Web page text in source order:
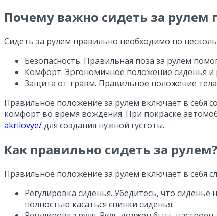
Почему важно сидеть за рулем
Сидеть за рулем правильно необходимо по
Безопасность. Правильная поза за рулем
Комфорт. Эргономичное положение сиденья и
Защита от травм. Правильное положение
Правильное положение за рулем включает в себя
комфорт во время вождения. При покраске
akrilovye/для создания нужной густоты.
Как правильно сидеть за рулем?
Правильное положение за рулем включает в себя
Регулировка сиденья. Убедитесь, что
полностью касаться спинки сиденья.